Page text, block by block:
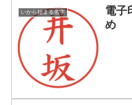
いから始まる名字
電子
め